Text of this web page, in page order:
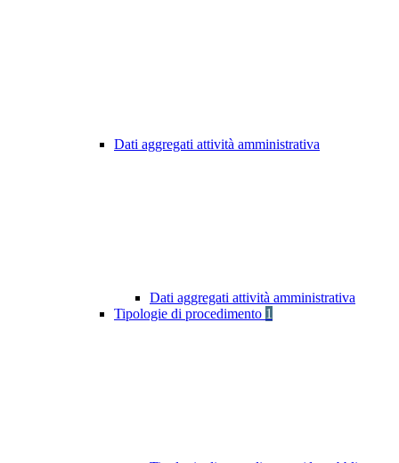
Dati aggregati attività amministrativa
Dati aggregati attività amministrativa
Tipologie di procedimento 1